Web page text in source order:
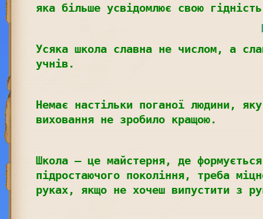
яка більше усвідомлює свою
Усяка школа славна не числом, а
учнів.
Немає настільки поганої людини,
виховання не зробило кращою.
Школа – це майстерня, де
підростаючого покоління, треба
руках, якщо не хочеш випустити з